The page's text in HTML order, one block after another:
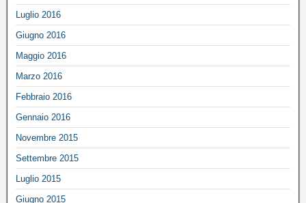
Luglio 2016
Giugno 2016
Maggio 2016
Marzo 2016
Febbraio 2016
Gennaio 2016
Novembre 2015
Settembre 2015
Luglio 2015
Giugno 2015